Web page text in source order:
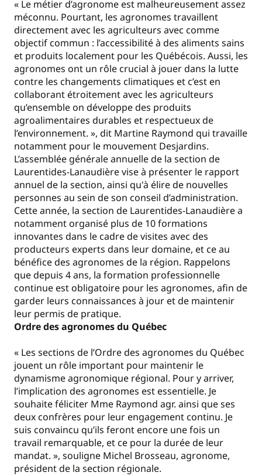
« Le métier d’agronome est malheureusement assez
méconnu. Pourtant, les agronomes travaillent
directement avec les agriculteurs avec comme
objectif commun : l’accessibilité à des aliments sains
et produits localement pour les Québécois. Aussi, les
agronomes ont un rôle crucial à jouer dans la lutte
contre les changements climatiques et c’est en
collaborant étroitement avec les agriculteurs
qu’ensemble on développe des produits
agroalimentaires durables et respectueux de
l’environnement. », dit Martine Raymond qui travaille
notamment pour le mouvement Desjardins.
L’assemblée générale annuelle de la section de
Laurentides-Lanaudière vise à présenter le rapport
annuel de la section, ainsi qu'à élire de nouvelles
personnes au sein de son conseil d’administration.
Cette année, la section de Laurentides-Lanaudière a
notamment organisé plus de 10 formations
innovantes dans le cadre de visites avec des
producteurs experts dans leur domaine, et ce au
bénéfice des agronomes de la région. Rappelons
que depuis 4 ans, la formation professionnelle
continue est obligatoire pour les agronomes, afin de
garder leurs connaissances à jour et de maintenir
leur permis de pratique.
Ordre des agronomes du Québec
« Les sections de l’Ordre des agronomes du Québec
jouent un rôle important pour maintenir le
dynamisme agronomique régional. Pour y arriver,
l’implication des agronomes est essentielle. Je
souhaite féliciter Mme Raymond agr. ainsi que ses
deux confrères pour leur engagement continu. Je
suis convaincu qu’ils feront encore une fois un
travail remarquable, et ce pour la durée de leur
mandat. », souligne Michel Brosseau, agronome,
président de la section régionale.